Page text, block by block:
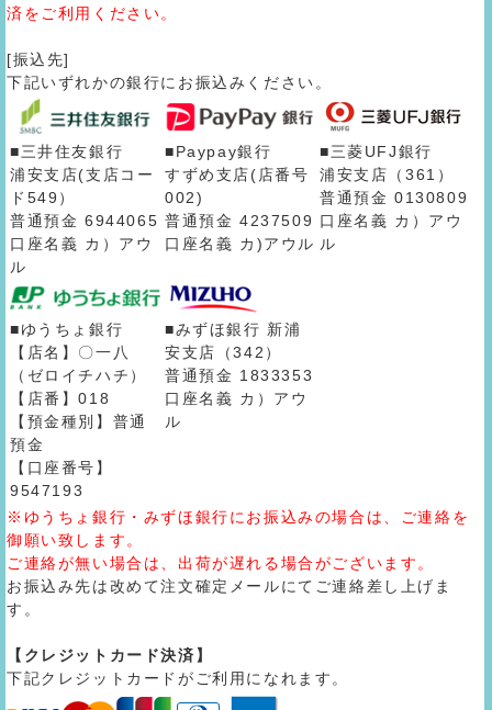
済をご利用ください。
[振込先]
下記いずれかの銀行にお振込みください。
■三井住友銀行
浦安支店(支店コー
ド549）
普通預金 6944065
口座名義 カ）アウ
ル
■Paypay銀行
すずめ支店(店番号
002)
普通預金 4237509
口座名義 カ)アウル
■三菱UFJ銀行
浦安支店（361）
普通預金 0130809
口座名義 カ）アウ
ル
■ゆうちょ銀行
【店名】〇一八
（ゼロイチハチ）
【店番】018
【預金種別】普通
預金
【口座番号】
9547193
■みずほ銀行 新浦
安支店（342）
普通預金 1833353
口座名義 カ）アウ
ル
※ゆうちょ銀行・みずほ銀行にお振込みの場合は、ご連絡を
御願い致します。
ご連絡が無い場合は、出荷が遅れる場合がございます。
お振込み先は改めて注文確定メールにてご連絡差し上げま
す。
【クレジットカード決済】
下記クレジットカードがご利用になれます。